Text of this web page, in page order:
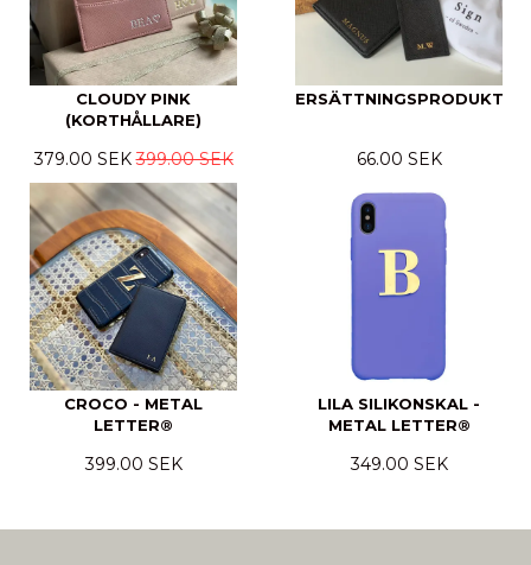
CLOUDY PINK
(KORTHÅLLARE)
379.00 SEK399.00 SEK
ERSÄTTNINGSPRODUKT
66.00 SEK
CROCO - METAL
LETTER®
399.00 SEK
LILA SILIKONSKAL -
METAL LETTER®
349.00 SEK